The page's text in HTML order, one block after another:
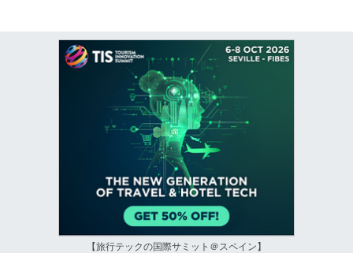
【旅行テックの国際サミット＠スペイン】